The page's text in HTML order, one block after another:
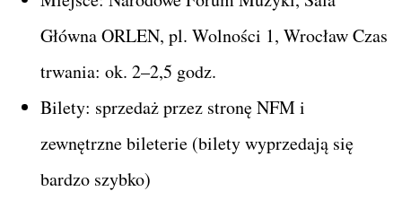
Główna ORLEN, pl. Wolności 1, Wrocław Czas
trwania: ok. 2–2,5 godz.
Bilety: sprzedaż przez stronę NFM i
zewnętrzne bileterie (bilety wyprzedają się
bardzo szybko)